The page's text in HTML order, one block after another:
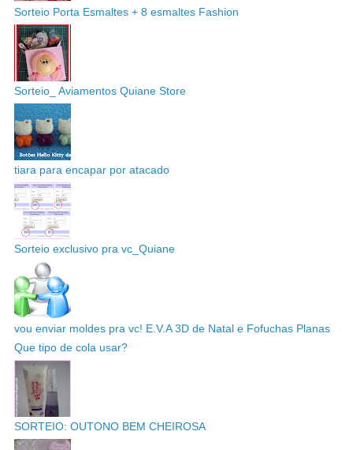
Sorteio Porta Esmaltes + 8 esmaltes Fashion
Sorteio_ Aviamentos Quiane Store
tiara para encapar por atacado
Sorteio exclusivo pra vc_Quiane
vou enviar moldes pra vc! E.V.A 3D de Natal e Fofuchas Planas
Que tipo de cola usar?
SORTEIO: OUTONO BEM CHEIROSA